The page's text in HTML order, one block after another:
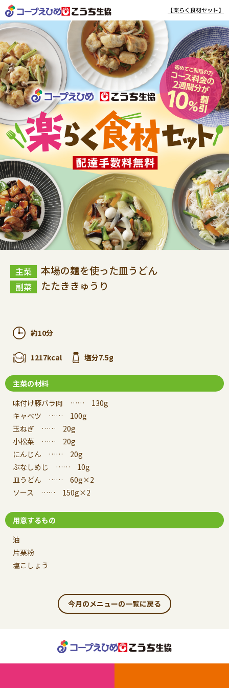
【楽らく食材セット】
本場の麺を使った皿うどん
たたききゅうり
約10分
1217kcal 塩分7.5g
主菜の材料
味付け豚バラ肉 …… 130g
キャベツ …… 100g
玉ねぎ …… 20g
小松菜 …… 20g
にんじん …… 20g
ぶなしめじ …… 10g
皿うどん …… 60g×2
ソース …… 150g×2
用意するもの
油
片栗粉
塩こしょう
今月のメニューの一覧に戻る